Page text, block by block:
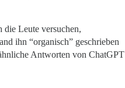
die Leute versuchen,
ihn “organisch” geschrieben
Antworten von ChatGPT